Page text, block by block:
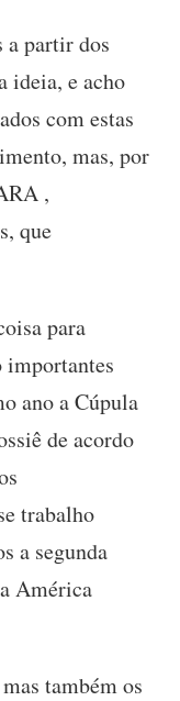
a partir dos
ideia, e acho
com estas
mas, por
,
que
para
ano a Cúpula
de acordo
trabalho
a segunda
América
também os